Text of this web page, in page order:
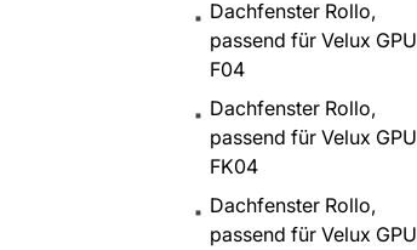
Dachfenster Rollo,
passend für Velux GPU
F04
Dachfenster Rollo,
passend für Velux GPU
FK04
Dachfenster Rollo,
passend für Velux GPU